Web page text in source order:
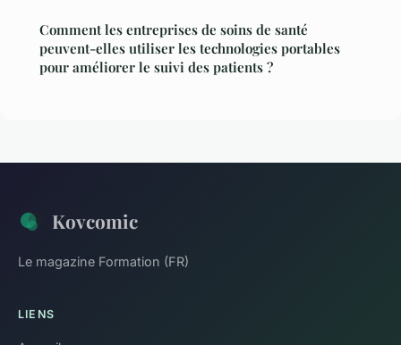
Comment les entreprises de soins de santé
peuvent-elles utiliser les technologies portables
pour améliorer le suivi des patients ?
Kovcomic
Le magazine Formation (FR)
LIENS